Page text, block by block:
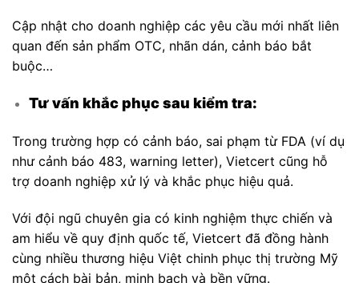
Cập nhật cho doanh nghiệp các yêu cầu mới nhất liên
quan đến sản phẩm OTC, nhãn dán, cảnh báo bắt
buộc…
Tư vấn khắc phục sau kiểm tra:
Trong trường hợp có cảnh báo, sai phạm từ FDA (ví dụ
như cảnh báo 483, warning letter), Vietcert cũng hỗ
trợ doanh nghiệp xử lý và khắc phục hiệu quả.
Với đội ngũ chuyên gia có kinh nghiệm thực chiến và
am hiểu về quy định quốc tế, Vietcert đã đồng hành
cùng nhiều thương hiệu Việt chinh phục thị trường Mỹ
một cách bài bản, minh bạch và bền vững.